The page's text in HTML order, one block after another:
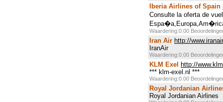
Iberia Airlines of Spain
Consulte la oferta de
Waardering:0.00
Iran Air http://
IranAir
Waardering:0.00
KLM Exel
http://
*** klm-exel.nl ***
Waardering:0.00
Royal Jordanian
Royal Jordanian Airlines